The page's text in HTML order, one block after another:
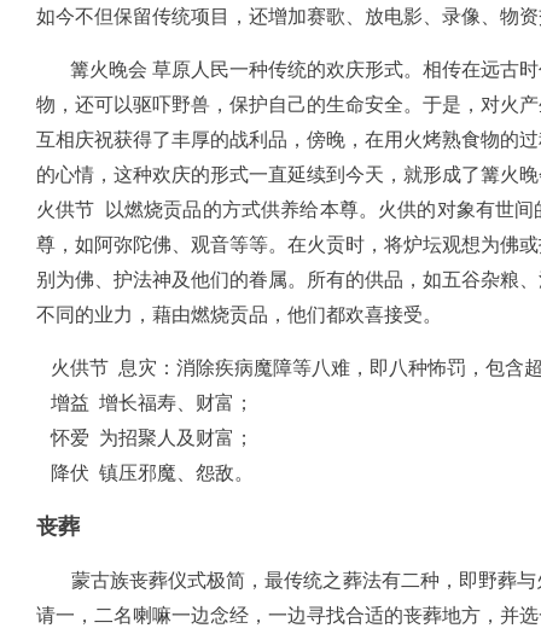
如今不但保留传统项目，还增加赛歌、放电影、录像、物
篝火晚会 草原人民一种传统的欢庆形式。相传在远古
物，还可以驱吓野兽，保护自己的生命安全。于是，对火
互相庆祝获得了丰厚的战利品，傍晚，在用火烤熟食物的
的心情，这种欢庆的形式一直延续到今天，就形成了篝火
火供节 以燃烧贡品的方式供养给本尊。火供的对象有世
尊，如阿弥陀佛、观音等等。在火贡时，将炉坛观想为佛
别为佛、护法神及他们的眷属。所有的供品，如五谷杂粮
不同的业力，藉由燃烧贡品，他们都欢喜接受。
火供节 息灾：消除疾病魔障等八难，即八种怖罚，包含
增益 增长福寿、财富；
怀爱 为招聚人及财富；
降伏 镇压邪魔、怨敌。
丧葬
蒙古族丧葬仪式极简，最传统之葬法有二种，即野葬与
请一，二名喇嘛一边念经，一边寻找合适的丧葬地方，并